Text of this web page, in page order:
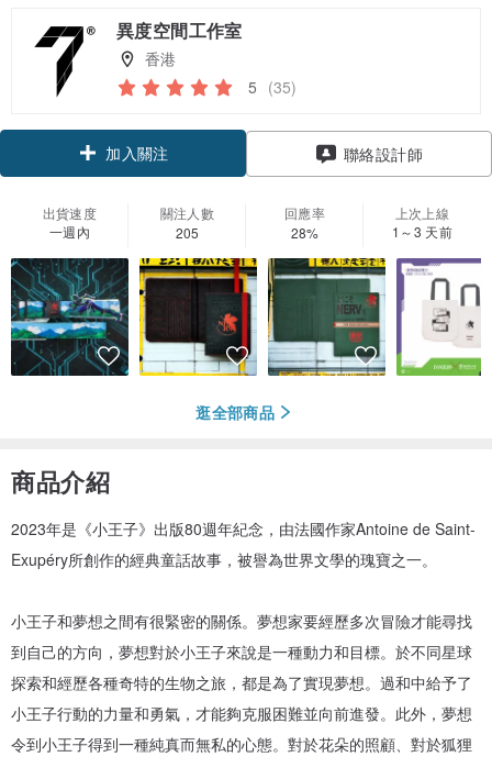
異度空間工作室
香港
5 (35)
加入關注 聯絡設計師
出貨速度
一週內
關注人數
205
回應率
28%
上次上線
1～3 天前
逛全部商品
商品介紹
2023年是《小王子》出版80週年紀念，由法國作家Antoine de Saint-
Exupéry所創作的經典童話故事，被譽為世界文學的瑰寶之一。
小王子和夢想之間有很緊密的關係。夢想家要經歷多次冒險才能尋找
到自己的方向，夢想對於小王子來說是一種動力和目標。於不同星球
探索和經歷各種奇特的生物之旅，都是為了實現夢想。過和中給予了
小王子行動的力量和勇氣，才能夠克服困難並向前進發。此外，夢想
令到小王子得到一種純真而無私的心態。對於花朵的照顧、對於狐狸